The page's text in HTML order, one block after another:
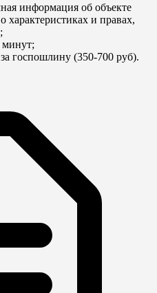
информация об объекте
и правах,
минут;
госпошлину (350-700 руб).